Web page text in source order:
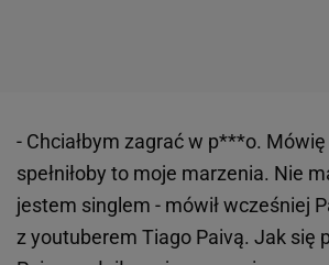
- Chciałbym zagrać w p***o.
spełniłoby to moje marzenia. Nie
jestem singlem - mówił wcześniej
z youtuberem Tiago Paivą. Jak się